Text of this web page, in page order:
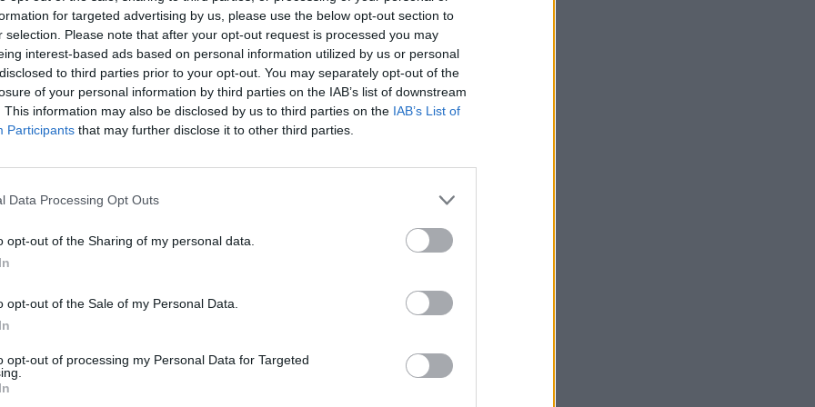
for targeted advertising by us, please use the below opt-out section to
selection. Please note that after your opt-out request is processed you may
interest-based ads based on personal information utilized by us or personal
to third parties prior to your opt-out. You may separately opt-out of the
of your personal information by third parties on the IAB’s list of downstream
This information may also be disclosed by us to third parties on the IAB’s List of
Participants that may further disclose it to other third parties.
Data Processing Opt Outs
opt-out of the Sharing of my personal data.
opt-out of the Sale of my Personal Data.
opt-out of processing my Personal Data for Targeted
švęsti blaiviai?Alkoholio draudimai
Laidos | Verta pažiūrėti
00:02:54
priemonės draudimą
per metus?
„Valstiečių“ siūlymu uždrausti rūkyti
aplink Seimą patenkinti ne visi
Žinios | Lietuvos diena
Rusijos atstovei
Donaldo Trumpo įsakas sulaukė
Žinios
iš JAV gali būti